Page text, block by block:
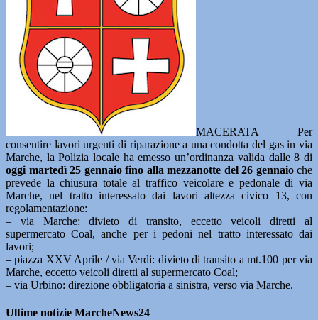
MACERATA – Per
consentire lavori urgenti di riparazione a una condotta del gas in via
Marche, la Polizia locale ha emesso un’ordinanza valida dalle 8 di
oggi martedì 25 gennaio fino alla mezzanotte del 26 gennaioche
prevede la chiusura totale al traffico veicolare e pedonale di via
Marche, nel tratto interessato dai lavori altezza civico 13, con
regolamentazione:
– via Marche: divieto di transito, eccetto veicoli diretti al
supermercato Coal, anche per i pedoni nel tratto interessato dai
lavori;
– piazza XXV Aprile / via Verdi: divieto di transito a mt.100 per via
Marche, eccetto veicoli diretti al supermercato Coal;
– via Urbino: direzione obbligatoria a sinistra, verso via Marche.
Ultime notizie MarcheNews24